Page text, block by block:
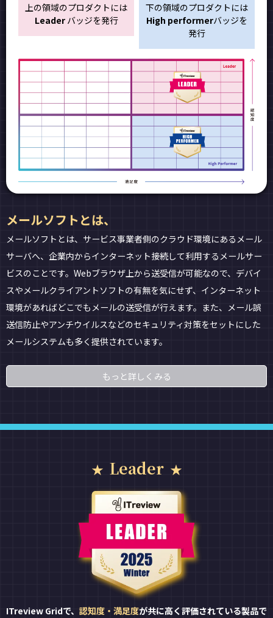
上の領域のプロダクトには
Leaderバッジを発行
下の領域のプロダクトには
High performerバッジを
発行
メールソフトとは、
メールソフトとは、サービス事業者側のクラウド環境にあるメール
サーバへ、企業内からインターネット接続して利用するメールサー
ビスのことです。Webブラウザ上から送受信が可能なので、デバイ
スやメールクライアントソフトの有無を気にせず、インターネット
環境があればどこでもメールの送受信が行えます。また、メール誤
送信防止やアンチウイルスなどのセキュリティ対策をセットにした
メールシステムも多く提供されています。
もっと詳しくみる
Leader
ITreview Gridで、 認知度・満足度が共に高く評価されている製品で